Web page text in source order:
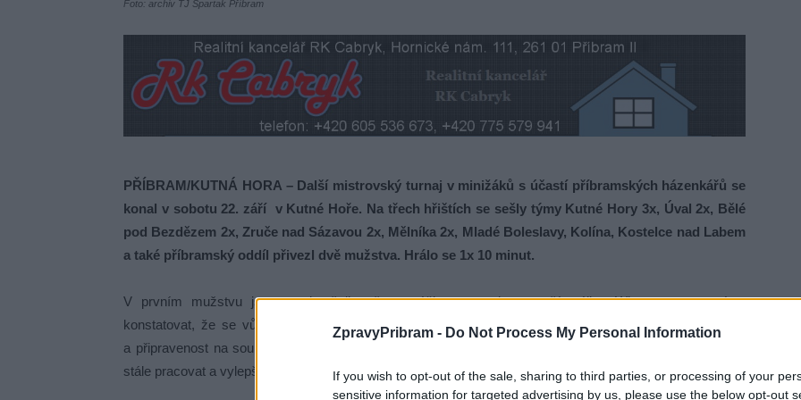
ZpravyPribram - Do Not Process My Personal Information
If you wish to opt-out of the sale, sharing to third parties, or processing of your
sensitive information for targeted advertising by us, please use the below opt-out
Foto: archiv TJ Spartak Příbram
PŘÍBRAM/KUTNÁ HORA – Další mistrovský turnaj v minižáků s účastí příbramských házenkářů se
konal v sobotu 22. září v Kutné Hoře. Na třech hřištích se sešly týmy Kutné Hory 3x, Úval 2x, Bělé
pod Bezdězem 2x, Zruče nad Sázavou 2x, Mělníka 2x, Mladé Boleslavy, Kolína, Kostelce nad Labem
a také příbramský oddíl přivezl dvě mužstva. Hrálo se 1x 10 minut.
V prvním mužstvu jsme vyzkoušeli naše nováčky za podpory naší stálice Wimmera a musíme
konstatovat, že se vůbec neztratili. Druhé mužstvo byli ostřílení mazáci, kteří dávali najevo svou silu
a připravenost na soupeře. Každé z našich mužstev ukázalo, co umí, ale zároveň i to, na čem je třeba
stále pracovat a vylepšovat.